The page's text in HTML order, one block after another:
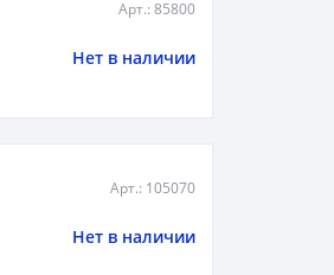
Арт.: 85800
Нет в наличии
Арт.: 105070
Нет в наличии